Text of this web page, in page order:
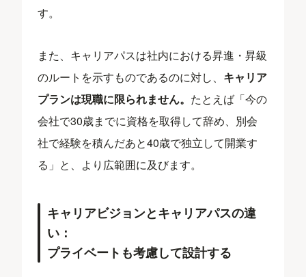
す。
また、キャリアパスは社内における昇進・昇級
のルートを示すものであるのに対し、 キャリア
プランは現職に限られません。 たとえば「今の
会社で30歳までに資格を取得して辞め、別会
社で経験を積んだあと40歳で独立して開業す
る」と、より広範囲に及びます。
キャリアビジョンとキャリアパスの違
い：
プライベートも考慮して設計する